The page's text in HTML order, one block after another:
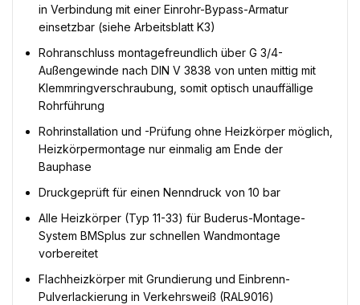
in Verbindung mit einer Einrohr-Bypass-Armatur
einsetzbar (siehe Arbeitsblatt K3)
Rohranschluss montagefreundlich über G 3/4-
Außengewinde nach DIN V 3838 von unten mittig mit
Klemmringverschraubung, somit optisch unauffällige
Rohrführung
Rohrinstallation und -Prüfung ohne Heizkörper möglich,
Heizkörpermontage nur einmalig am Ende der
Bauphase
Druckgeprüft für einen Nenndruck von 10 bar
Alle Heizkörper (Typ 11-33) für Buderus-Montage-
System BMSplus zur schnellen Wandmontage
vorbereitet
Flachheizkörper mit Grundierung und Einbrenn-
Pulverlackierung in Verkehrsweiß (RAL9016)